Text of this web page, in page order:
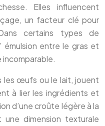
Elles influencent
un facteur clé pour
certains types de
émulsion entre le gras et
incomparable.
les œufs ou le lait, jouent
à lier les ingrédients et
d’une croûte légère à la
dimension texturale